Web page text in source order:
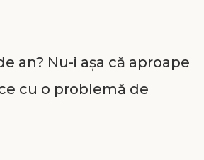
an? Nu-i aşa că aproape
cu o problemă de